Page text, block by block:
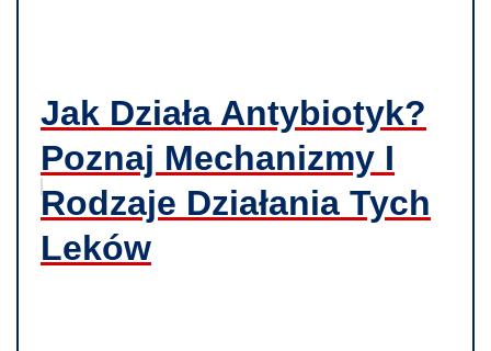
Jak Działa Antybiotyk?
Poznaj Mechanizmy I
Rodzaje Działania Tych
Leków